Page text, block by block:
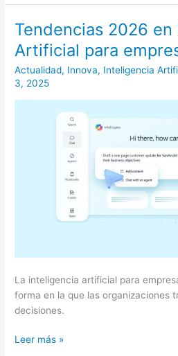
Tendencias 2026
Artificial para
Actualidad, Innova, Inteligencia
3, 2025
La inteligencia artificial para
forma en la que las organizaciones
decisiones.
Tendencias
2026
en
Inteligencia
Artificial
para
empresas
Leer más »